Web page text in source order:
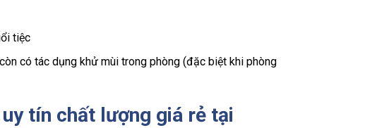
tiệc
có tác dụng khử mùi trong phòng (đặc biệt khi phòng
tín chất lượng giá rẻ tại